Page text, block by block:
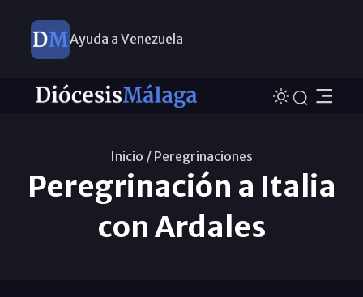
Ayuda a Venezuela
Inicio / Peregrinaciones
Peregrinación a Italia
con Ardales